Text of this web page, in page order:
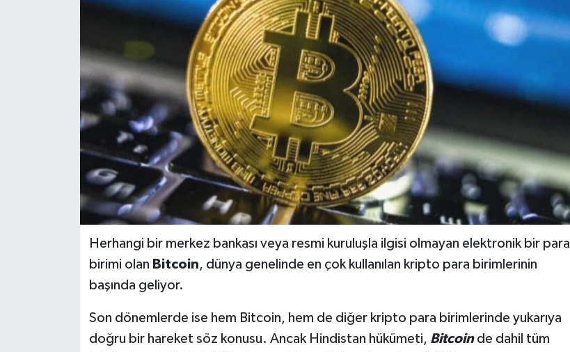
Herhangi bir merkez bankası veya resmi kuruluşla ilgisi olmayan elektronik bir para
birimi olan Bitcoin, dünya genelinde en çok kullanılan kripto para birimlerinin
başında geliyor.
Son dönemlerde ise hem Bitcoin, hem de diğer kripto para birimlerinde yukarıya
doğru bir hareket söz konusu. Ancak Hindistan hükümeti, Bitcoin de dahil tüm
Kültür Sanat